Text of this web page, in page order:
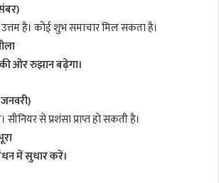
उत्तम है। कोई शुभ समाचार मिल सकता है।
ओर रुझान बढ़ेगा।
से प्रशंसा प्राप्त हो सकती है।
में सुधार करें।